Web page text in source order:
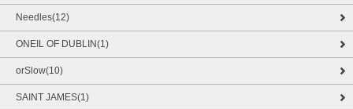
Needles(12)
ONEIL OF DUBLIN(1)
orSlow(10)
SAINT JAMES(1)